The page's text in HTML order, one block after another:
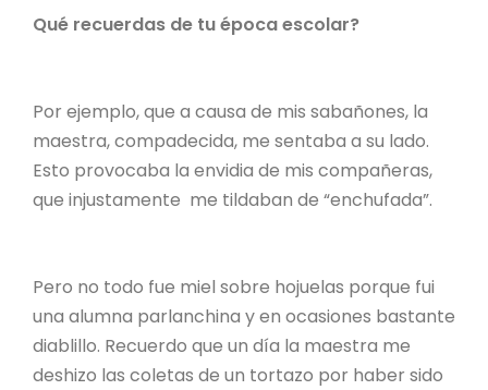
Qué recuerdas de tu época escolar?
Por ejemplo, que a causa de mis sabañones, la
maestra, compadecida, me sentaba a su lado.
Esto provocaba la envidia de mis compañeras,
que injustamente me tildaban de “enchufada”.
Pero no todo fue miel sobre hojuelas porque fui
una alumna parlanchina y en ocasiones bastante
diablillo. Recuerdo que un día la maestra me
deshizo las coletas de un tortazo por haber sido